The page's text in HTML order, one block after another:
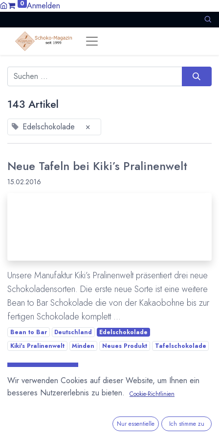
0 Anmelden
143 Artikel
Edelschokolade ×
Neue Tafeln bei Kiki’s Pralinenwelt
15.02.2016
Unsere Manufaktur Kiki’s Pralinenwelt präsentiert drei neue
Schokoladensorten. Die erste neue Sorte ist eine weitere
Bean to Bar Schokolade die von der Kakaobohne bis zur
fertigen Schokolade komplett ...
Bean to Bar Deutschland
Edelschokolade
Kiki's Pralinenwelt
Minden Neues Produkt Tafelschokolade
Wir verwenden Cookies auf dieser Website, um Ihnen ein
besseres Nutzererlebnis zu bieten.
Cookie-Richtlinien
Nur essentielle Ich stimme zu